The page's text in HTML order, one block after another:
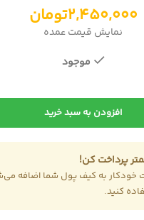
2,450,000تومان
نمایش قیمت عمده
موجود
افزودن به سبد خرید
پرداخت کن!
خودکار به کیف پول شما اضافه
کنید.
-2%